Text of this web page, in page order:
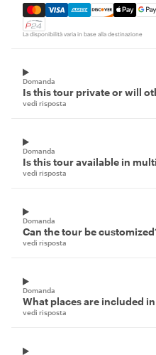
Mastercard, Visa, Amex,
La disponibilità varia in base alla destinazione
Domanda
Is this tour private or will
vedi risposta
Domanda
Is this tour available in
vedi risposta
Domanda
Can the tour be
vedi risposta
Domanda
What places are included
vedi risposta